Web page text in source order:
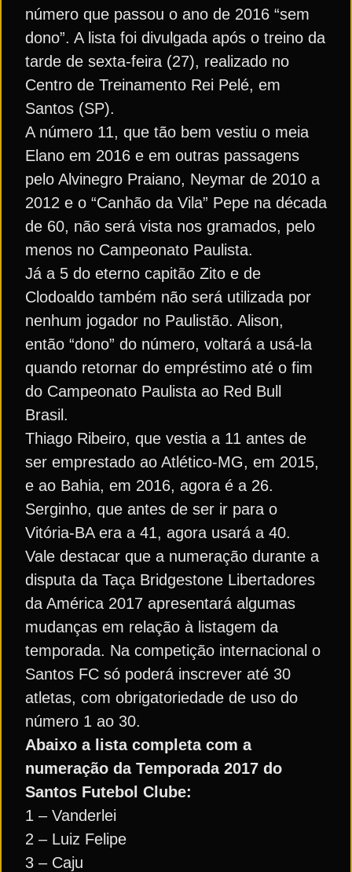
número que passou o ano de 2016 “sem
dono”. A lista foi divulgada após o treino da
tarde de sexta-feira (27), realizado no
Centro de Treinamento Rei Pelé, em
Santos (SP).
A número 11, que tão bem vestiu o meia
Elano em 2016 e em outras passagens
pelo Alvinegro Praiano, Neymar de 2010 a
2012 e o “Canhão da Vila” Pepe na década
de 60, não será vista nos gramados, pelo
menos no Campeonato Paulista.
Já a 5 do eterno capitão Zito e de
Clodoaldo também não será utilizada por
nenhum jogador no Paulistão. Alison,
então “dono” do número, voltará a usá-la
quando retornar do empréstimo até o fim
do Campeonato Paulista ao Red Bull
Brasil.
Thiago Ribeiro, que vestia a 11 antes de
ser emprestado ao Atlético-MG, em 2015,
e ao Bahia, em 2016, agora é a 26.
Serginho, que antes de ser ir para o
Vitória-BA era a 41, agora usará a 40.
Vale destacar que a numeração durante a
disputa da Taça Bridgestone Libertadores
da América 2017 apresentará algumas
mudanças em relação à listagem da
temporada. Na competição internacional o
Santos FC só poderá inscrever até 30
atletas, com obrigatoriedade de uso do
número 1 ao 30.
Abaixo a lista completa com a
numeração da Temporada 2017 do
Santos Futebol Clube:
1 – Vanderlei
2 – Luiz Felipe
3 – Caju